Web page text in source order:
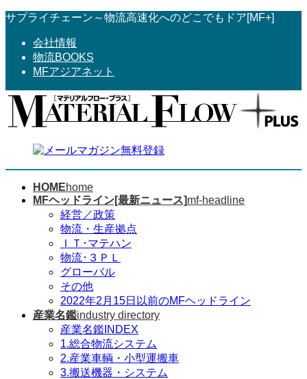
コ
へ
ス
ナ
ョ
ン
サプライチェーン～物流高速化へのどこでもドア[MF+]
会社情報
物流BOOKS
MFアジアネット
HOMEhome
MFヘッドライン[最新ニュース]mf-headline
経営／政策
物流・生産拠点
ＩＴ･マテハン
物流･３ＰＬ
グローバル
その他
2022年2月15日以前のMFヘッドライン
産業名鑑industry directory
産業名鑑INDEX
1.総合物流システム
2.産業車輌・小型運搬車
3.搬送機器・システム